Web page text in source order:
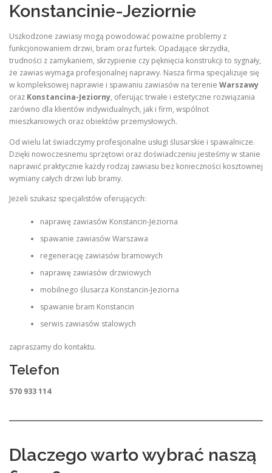
Konstancinie-Jeziornie
Uszkodzone zawiasy mogą powodować poważne problemy z
funkcjonowaniem drzwi, bram oraz furtek. Opadające skrzydła,
trudności z zamykaniem, skrzypienie czy pęknięcia konstrukcji to sygnały,
że zawias wymaga profesjonalnej naprawy. Nasza firma specjalizuje się
w kompleksowej naprawie i spawaniu zawiasów na terenie Warszawy
oraz Konstancina-Jeziorny, oferując trwałe i estetyczne rozwiązania
zarówno dla klientów indywidualnych, jak i firm, wspólnot
mieszkaniowych oraz obiektów przemysłowych.
Od wielu lat świadczymy profesjonalne usługi ślusarskie i spawalnicze.
Dzięki nowoczesnemu sprzętowi oraz doświadczeniu jesteśmy w stanie
naprawić praktycznie każdy rodzaj zawiasu bez konieczności kosztownej
wymiany całych drzwi lub bramy.
Jeżeli szukasz specjalistów oferujących:
naprawę zawiasów Konstancin-Jeziorna
spawanie zawiasów Warszawa
regenerację zawiasów bramowych
naprawę zawiasów drzwiowych
mobilnego ślusarza Konstancin-Jeziorna
spawanie bram Konstancin
serwis zawiasów stalowych
zapraszamy do kontaktu.
Telefon
570 933 114
Dlaczego warto wybrać naszą